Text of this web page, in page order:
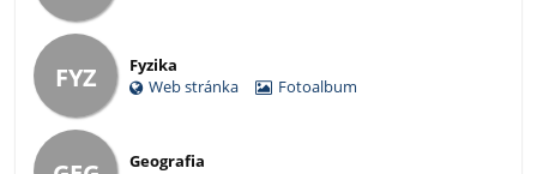
FYZ
Fyzika
Web stránka
Fotoalbum
Geografia